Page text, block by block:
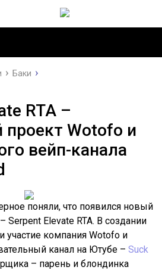
Баки
RTA –
Wotofo и
вейп-канала
поняли, что появился новый
Serpent Elevate RTA. В создании
участие компания Wotofo и
канал на Ютубе –Suck
– парень и блондинка